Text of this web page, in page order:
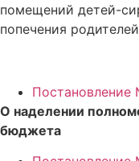
помещений детей-
попечения
О наделении
бюджета